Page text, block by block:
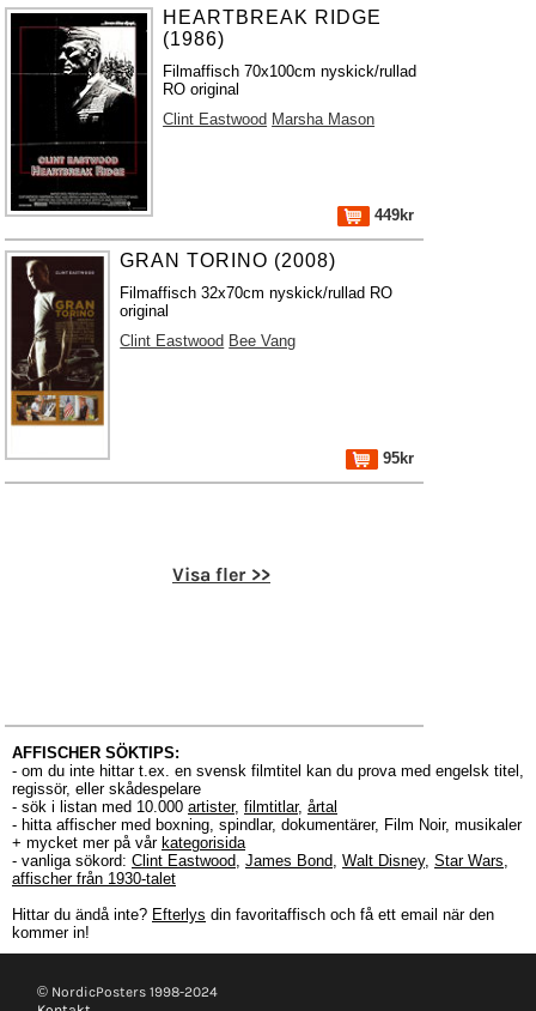
HEARTBREAK RIDGE
(1986)
Filmaffisch 70x100cm nyskick/rullad
RO original
Clint Eastwood Marsha Mason
449kr
GRAN TORINO (2008)
Filmaffisch 32x70cm nyskick/rullad RO
original
Clint Eastwood Bee Vang
95kr
Visa fler >>
AFFISCHER SÖKTIPS:
- om du inte hittar t.ex. en svensk filmtitel kan du prova med engelsk titel,
regissör, eller skådespelare
- sök i listan med 10.000 artister, filmtitlar, årtal
- hitta affischer med boxning, spindlar, dokumentärer, Film Noir, musikaler
+ mycket mer på vår kategorisida
- vanliga sökord: Clint Eastwood, James Bond, Walt Disney, Star Wars,
affischer från 1930-talet
Hittar du ändå inte? Efterlys din favoritaffisch och få ett email när den
kommer in!
© NordicPosters 1998-2024